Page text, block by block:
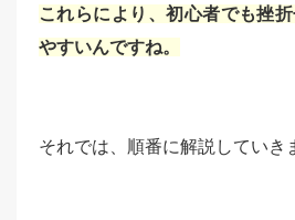
これらにより、初心者でも挫
やすいんですね。
それでは、順番に解説していき